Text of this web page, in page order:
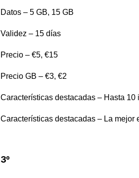
Datos – 5 GB, 15 GB
Validez – 15 días
Precio – €5, €15
Precio GB – €3, €2
Características destacadas – Hasta
Características destacadas – La mejor
3º